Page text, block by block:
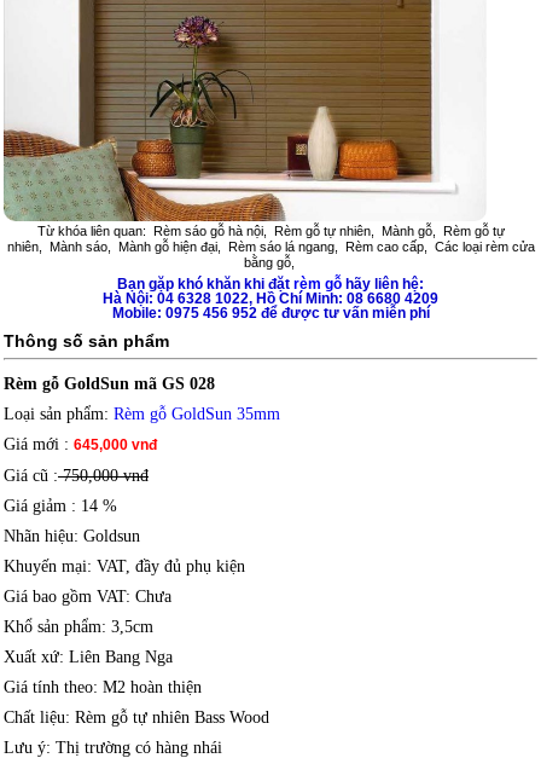
Từ khóa liên quan: Rèm sáo gỗ hà nội, Rèm gỗ tự nhiên, Mành gỗ, Rèm gỗ tự
nhiên, Mành sáo, Mành gỗ hiện đại, Rèm sáo lá ngang, Rèm cao cấp, Các loại rèm cửa
bằng gỗ,
Bạn gặp khó khăn khi đặt rèm gỗ hãy liên hệ:
Hà Nội: 04 6328 1022, Hồ Chí Minh: 08 6680 4209
Mobile: 0975 456 952 để được tư vấn miễn phí
Thông số sản phẩm
Rèm gỗ GoldSun mã GS 028
Loại sản phẩm: Rèm gỗ GoldSun 35mm
Giá mới : 645,000 vnđ
Giá cũ :750,000 vnđ
Giá giảm : 14 %
Nhãn hiệu: Goldsun
Khuyến mại: VAT, đầy đủ phụ kiện
Giá bao gồm VAT: Chưa
Khổ sản phẩm: 3,5cm
Xuất xứ: Liên Bang Nga
Giá tính theo: M2 hoàn thiện
Chất liệu: Rèm gỗ tự nhiên Bass Wood
Lưu ý: Thị trường có hàng nhái